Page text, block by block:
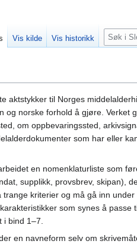
aktstykker til Norges
og norske forhold å gjøre. Verket
om oppbevaringssted,
som har eller
en nomenklaturliste som
supplikk, provsbrev, skipan),
kriterier og må gå inn under
som synes å passe
i bind 1–7.
en navneform selv om
Vis kilde Vis historikk
Søk